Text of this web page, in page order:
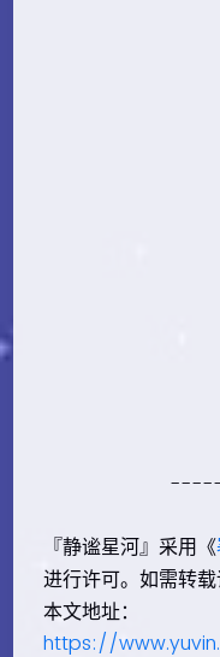
『静谧星河』采用《
进行许可。如需转载
本文地址：
https://